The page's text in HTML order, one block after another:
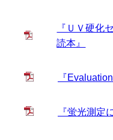
『ＵＶ硬化
読本』
『
『蛍光測定